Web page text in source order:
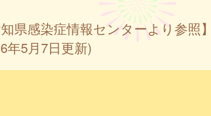
県感染症情報センターより参照】
年5月7日更新)